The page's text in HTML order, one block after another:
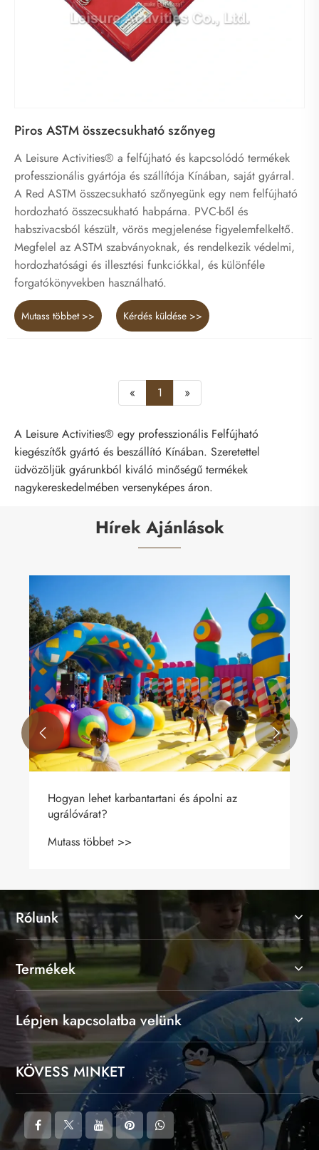
Piros ASTM összecsukható szőnyeg
A Leisure Activities® a felfújható és kapcsolódó termékek
professzionális gyártója és szállítója Kínában, saját gyárral.
A Red ASTM összecsukható szőnyegünk egy nem felfújható
hordozható összecsukható habpárna. PVC-ből és
habszivacsból készült, vörös megjelenése figyelemfelkeltő.
Megfelel az ASTM szabványoknak, és rendelkezik védelmi,
hordozhatósági és illesztési funkciókkal, és különféle
forgatókönyvekben használható.
Mutass többet >> Kérdés küldése >>
« 1 »
A Leisure Activities® egy professzionális Felfújható
kiegészítők gyártó és beszállító Kínában. Szeretettel
üdvözöljük gyárunkból kiváló minőségű termékek
nagykereskedelmében versenyképes áron.
Hírek Ajánlások
Hogyan lehet karbantartani és ápolni az
ugrálóvárat?
Mutass többet >>
 
Rólunk
Termékek
Lépjen kapcsolatba velünk
KÖVESS MINKET